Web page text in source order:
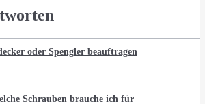
oder Spengler beauftragen
Schrauben brauche ich für